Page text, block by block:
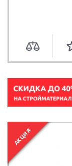
АКЦИЯ